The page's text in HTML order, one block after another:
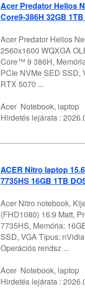
Acer Predator Helios
Core9-386H 32GB
Acer Predator Helios
2560x1600 WQXGA
Core™ 9 386H,
PCIe NVMe SED
RTX 5070 ...
Acer Notebook, laptop
Hirdetés lejárata :
ACER Nitro laptop
7735HS 16GB 1TB
Acer Nitro notebook,
(FHD1080) 16:9 Matt,
7735HS, Memória:
SSD, VGA Típus:
Operációs rendsz ...
Acer Notebook, laptop
Hirdetés lejárata :